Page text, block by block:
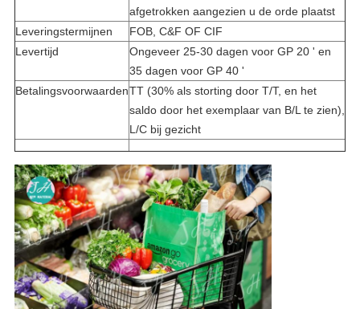
afgetrokken aangezien u de orde plaatst
Leveringstermijnen
FOB, C&F OF CIF
Levertijd
Ongeveer 25-30 dagen voor GP 20 ' en
35 dagen voor GP 40 '
BetalingsvoorwaardenTT (30% als storting door T/T, en het
saldo door het exemplaar van B/L te zien),
L/C bij gezicht